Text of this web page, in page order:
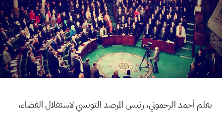
بقلم أحمد الرحموني، رئيس المرصد التونسي لاستقلال القضاء،